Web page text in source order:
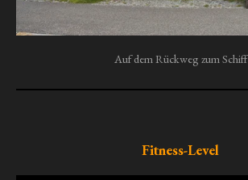
Auf dem Rückweg zum Schiff
Fitness-Level